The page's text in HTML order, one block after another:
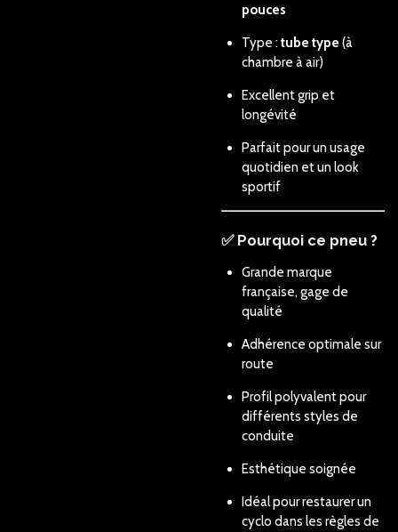
pouces
Type :tube type (à
chambre à air)
Excellent grip et
longévité
Parfait pour un usage
quotidien et un look
sportif
✅ Pourquoi ce pneu ?
Grande marque
française, gage de
qualité
Adhérence optimale sur
route
Profil polyvalent pour
différents styles de
conduite
Esthétique soignée
Idéal pour restaurer un
cyclo dans les règles de